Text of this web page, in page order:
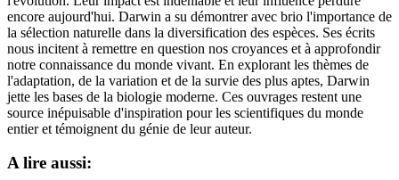
encore aujourd'hui. Darwin a su démontrer avec brio l'importance de
la sélection naturelle dans la diversification des espèces. Ses écrits
nous incitent à remettre en question nos croyances et à approfondir
notre connaissance du monde vivant. En explorant les thèmes de
l'adaptation, de la variation et de la survie des plus aptes, Darwin
jette les bases de la biologie moderne. Ces ouvrages restent une
source inépuisable d'inspiration pour les scientifiques du monde
entier et témoignent du génie de leur auteur.
A lire aussi: